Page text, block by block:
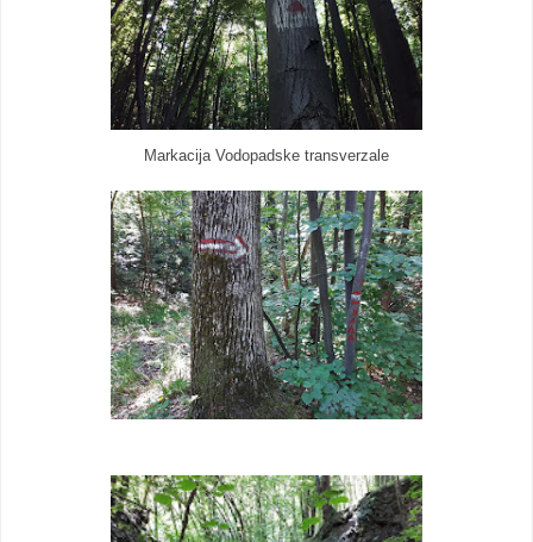
Markacija Vodopadske transverzale